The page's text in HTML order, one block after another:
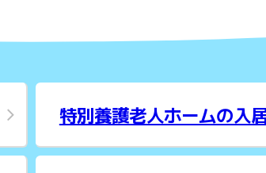
特別養護老人ホームの入